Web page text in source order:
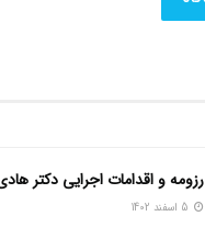
رزومه و اقدامات اجرایی دکتر